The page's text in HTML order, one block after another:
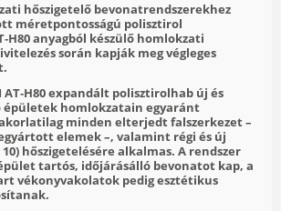
hőszigetelő bevonatrendszerekhez
méretpontosságú polisztirol
anyagból készülő homlokzati
során kapják meg végleges
AT‑H80 expandált polisztirolhab új és
homlokzatain egyaránt
minden elterjedt falszerkezet –
elemek –, valamint régi és új
hőszigetelésére alkalmas. A rendszer
tartós, időjárásálló bevonatot kap, a
vékonyvakolatok pedig esztétikus